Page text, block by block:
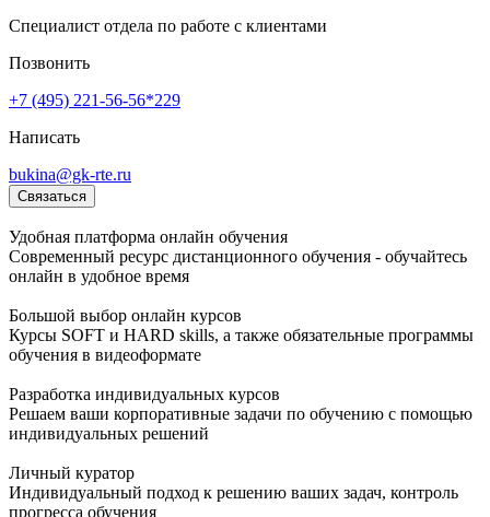
Специалист отдела по работе с клиентами
Позвонить
+7 (495) 221-56-56*229
Написать
bukina@gk-rte.ru
Связаться
Удобная платформа онлайн обучения
Современный ресурс дистанционного обучения - обучайтесь
онлайн в удобное время
Большой выбор онлайн курсов
Курсы SOFT и HARD skills, а также обязательные программы
обучения в видеоформате
Разработка индивидуальных курсов
Решаем ваши корпоративные задачи по обучению с помощью
индивидуальных решений
Личный куратор
Индивидуальный подход к решению ваших задач, контроль
прогресса обучения